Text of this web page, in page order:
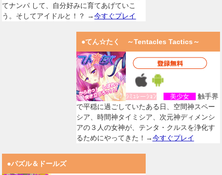
てナンパ して、自分好みに育てあげていこ
う。そしてアイドルと！？ →今すぐプレイ
●てん☆たく ～Tentacles Tactics～
ｼﾐｭﾚーｼｮﾝ 美少女
触手界
で平穏に過ごしていたある日、空間神スペー
シア、時間神タイミシア、次元神ディメンシ
アの３人の女神が、テンタ・クルスを浄化す
るためにやってきた！→今すぐプレイ
●パズル＆ドールズ